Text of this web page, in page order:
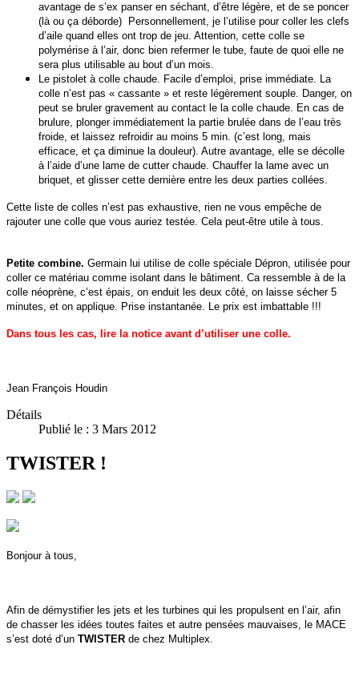
avantage de s’ex panser en séchant, d’être légère, et de se poncer
(là ou ça déborde) Personnellement, je l’utilise pour coller les clefs
d’aile quand elles ont trop de jeu. Attention, cette colle se
polymérise à l’air, donc bien refermer le tube, faute de quoi elle ne
sera plus utilisable au bout d’un mois.
Le pistolet à colle chaude. Facile d’emploi, prise immédiate. La
colle n’est pas « cassante » et reste légèrement souple. Danger, on
peut se bruler gravement au contact le la colle chaude. En cas de
brulure, plonger immédiatement la partie brulée dans de l’eau très
froide, et laissez refroidir au moins 5 min. (c’est long, mais
efficace, et ça diminue la douleur). Autre avantage, elle se décolle
à l’aide d’une lame de cutter chaude. Chauffer la lame avec un
briquet, et glisser cette dernière entre les deux parties collées.
Cette liste de colles n’est pas exhaustive, rien ne vous empêche de
rajouter une colle que vous auriez testée. Cela peut-être utile à tous.
Petite combine. Germain lui utilise de colle spéciale Dépron, utilisée pour
coller ce matériau comme isolant dans le bâtiment. Ca ressemble à de la
colle néoprène, c’est épais, on enduit les deux côté, on laisse sécher 5
minutes, et on applique. Prise instantanée. Le prix est imbattable !!!
Dans tous les cas, lire la notice avant d’utiliser une colle.
Jean François Houdin
Détails
Publié le : 3 Mars 2012
TWISTER !
Bonjour à tous,
Afin de démystifier les jets et les turbines qui les propulsent en l’air, afin
de chasser les idées toutes faites et autre pensées mauvaises, le MACE
s’est doté d’un TWISTER de chez Multiplex.